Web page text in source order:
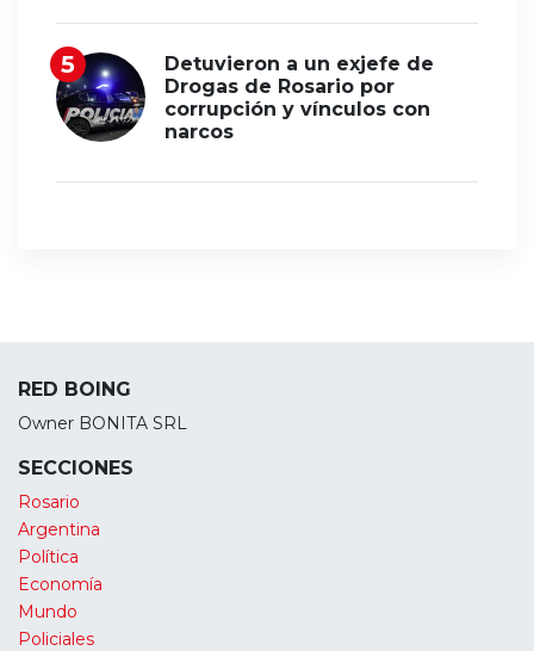
Detuvieron a un exjefe de
Drogas de Rosario por
corrupción y vínculos con
narcos
RED BOING
Owner BONITA SRL
SECCIONES
Rosario
Argentina
Política
Economía
Mundo
Policiales